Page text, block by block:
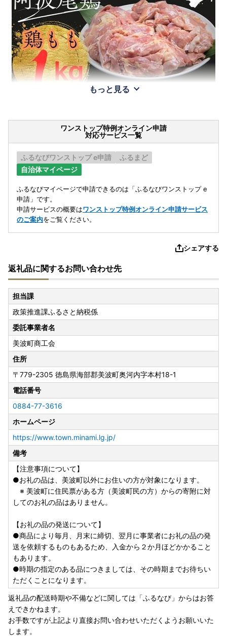
もっと見る
ワンストップ特例オンライン申請
対応サービス一覧
ふるなびワンストップ e申請
ふるまど
自治体マイページ
ふるなびマイページで申請できるのは「ふるなびワンストップ e
申請」です。
申請サービスの概要はワンストップ特例オンライン申請サービス
のご案内をご覧ください。
シェアする
返礼品に関するお問い合わせ先
担当課
政策推進課ふるさと納税係
委託事業者名
美波町商工会
住所
〒779-2305 徳島県海部郡美波町奥河内字本村18-1
電話番号
0884-77-3616
ホームページ
https://www.town.minami.lg.jp/
備考
【注意事項について】
●お礼の品は、美波町以外にお住いの方が対象になります。
※ 美波町に住民票がある方（美波町民の方）からの寄附に対
してのお礼の品はありません。
【お礼の品の発送について】
●商品により毎月、月末に締切、翌月に事業者にお礼の品の発
送を依頼するものもあるため、入金から２か月ほどかかること
もあります。
●時期の指定のある品につきましては、その時期までお待ちい
ただくことになります。
返礼品の配送時期や不備などに関しては「ふるなび」からはお答
えできかねます。
お手数ですが上記より直接お問い合わせいただくようお願いいた
します。